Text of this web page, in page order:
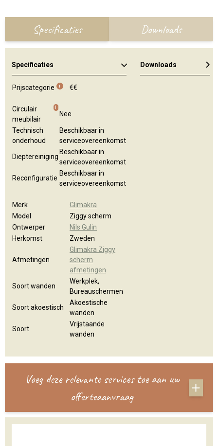
Specificaties Downloads
Specificaties
Prijscategorie i €€
Circulair
meubilair
i
Nee
Technisch
onderhoud
Beschikbaar in
serviceovereenkomst
Dieptereiniging
Beschikbaar in
serviceovereenkomst
Reconfiguratie
Beschikbaar in
serviceovereenkomst
Merk
Glimakra
Model
Ziggy scherm
Ontwerper
Nils Gulin
Herkomst
Zweden
Afmetingen
Glimakra Ziggy
scherm
afmetingen
Soort wanden
Werkplek,
Bureauschermen
Soort akoestisch
Akoestische
wanden
Soort
Vrijstaande
wanden
Downloads
Voeg deze relevante services toe aan uw
offerteaanvraag